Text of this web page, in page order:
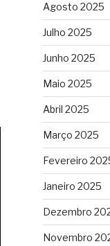
Agosto 2025
Julho 2025
Junho 2025
Maio 2025
Abril 2025
Março 2025
Fevereiro
Janeiro 2025
Dezembro
Novembro